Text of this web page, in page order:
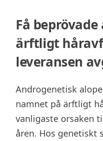
Få
ärftligt
leveransen
Androgenetisk
namnet på ärftligt
vanligaste orsaken
åren. Hos genetiskt